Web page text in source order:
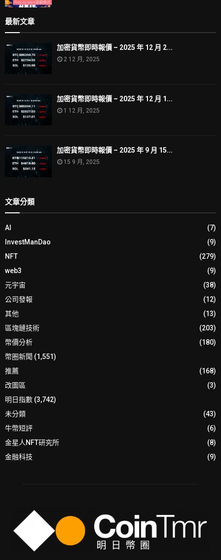
最新文章
加密貨幣即時報價 – 2025 年 12 月 2...
2 12 月, 2025
加密貨幣即時報價 – 2025 年 12 月 1...
1 12 月, 2025
加密貨幣即時報價 – 2025 年 9 月 15...
15 9 月, 2025
文章分類
AI
(7)
InvestManDao
(9)
NFT
(279)
web3
(9)
元宇宙
(38)
公司發報
(12)
其他
(13)
區塊鏈技術
(203)
幣價分析
(180)
幣圈新聞 (1,551)
推薦
(168)
改圖區
(3)
明日指數 (3,742)
未分類
(43)
牛幣短評
(6)
金星人NFT研究所
(8)
金融科技
(9)